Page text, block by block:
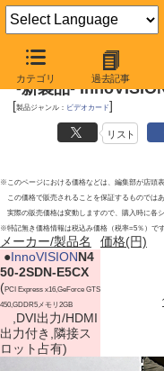
カテゴリ 過去記事
2011年4月2日号
-新製品-
[製品ジャンル： ビデオカード]
リスト
※このページにおける価格などは、編集部が店頭
この価格で販売されることを保証するものではあ
実際の販売価格は変動しますので、購入時に各
※特記無き価格情報は税込み価格（税率=5％）です
メーカー/製品名 価格(円)
●InnoVISIONN4
50-2SDN-E5CX
(PCI Express x16,GeForce GTS
450,GDDR5メモリ2GB
,DVI出力/HDMI
出力付き,隣接ス
ロット占有)